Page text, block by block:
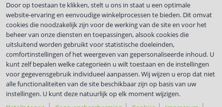
First name*
Last name*
Met respect voor jouw privacy.
Door op toestaan te klikken, stelt u ons in staat u een optimale
website-ervaring en eenvoudige winkelprocessen te bieden. Dit omvat
cookies die noodzakelijk zijn voor de werking van de site en voor het
beheer van onze diensten en toepassingen, alsook cookies die
uitsluitend worden gebruikt voor statistische doeleinden,
comfortinstellingen of het weergeven van gepersonaliseerde inhoud. U
kunt zelf bepalen welke categorieën u wilt toestaan en de instellingen
voor gegevensgebruik individueel aanpassen. Wij wijzen u erop dat niet
alle functionaliteiten van de site beschikbaar zijn op basis van uw
instellingen. U kunt deze natuurlijk op elk moment wijzigen.